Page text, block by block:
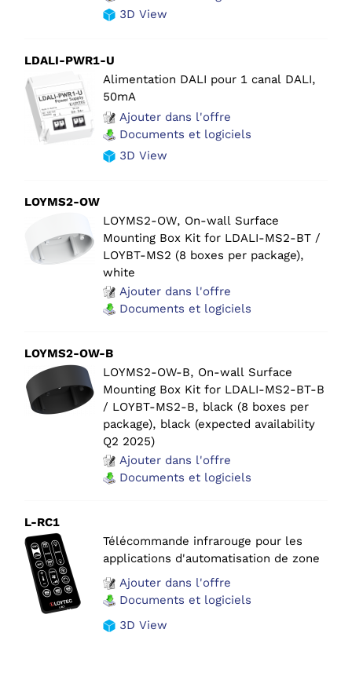
3D View
LDALI-PWR1-U
Alimentation DALI pour 1 canal DALI,
50mA
Ajouter dans l'offre
Documents et logiciels
3D View
LOYMS2-OW
LOYMS2-OW, On-wall Surface
Mounting Box Kit for LDALI-MS2-BT /
LOYBT-MS2 (8 boxes per package),
white
Ajouter dans l'offre
Documents et logiciels
LOYMS2-OW-B
LOYMS2-OW-B, On-wall Surface
Mounting Box Kit for LDALI-MS2-BT-B
/ LOYBT-MS2-B, black (8 boxes per
package), black (expected availability
Q2 2025)
Ajouter dans l'offre
Documents et logiciels
L-RC1
Télécommande infrarouge pour les
applications d'automatisation de zone
Ajouter dans l'offre
Documents et logiciels
3D View